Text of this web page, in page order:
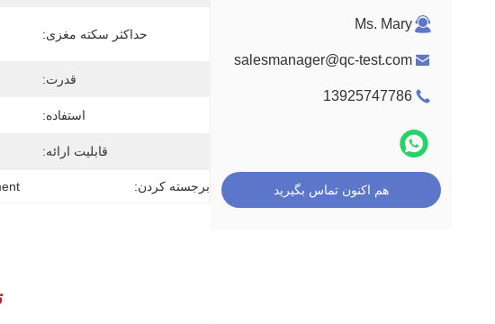
Ms. Mary
salesmanager@qc-test.com
13925747786
هم اکنون تماس بگیرید
حداکثر سکته مغزی:
قدرت:
استفاده:
قابلیت ارائه:
برجسته کردن: